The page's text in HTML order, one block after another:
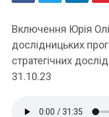
Включення Юрія
дослідницьких
стратегічних
31.10.23